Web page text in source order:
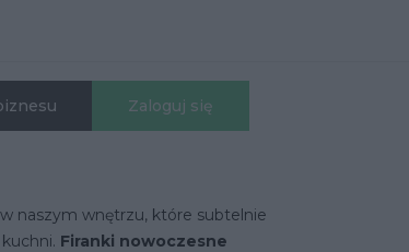
Zaloguj się
naszym wnętrzu, które subtelnie
Firanki nowoczesne